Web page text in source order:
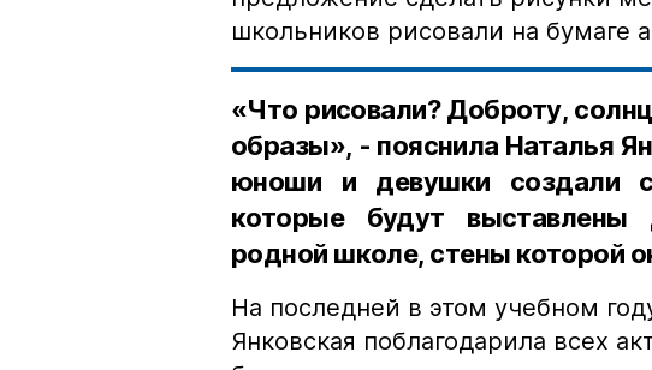
школьников рисовали на бумаге
«Что рисовали? Доброту,
образы», - пояснила Наталья
юноши и девушки создали
которые будут
родной школе, стены которой
На последней в этом учебном
Янковская поблагодарила всех